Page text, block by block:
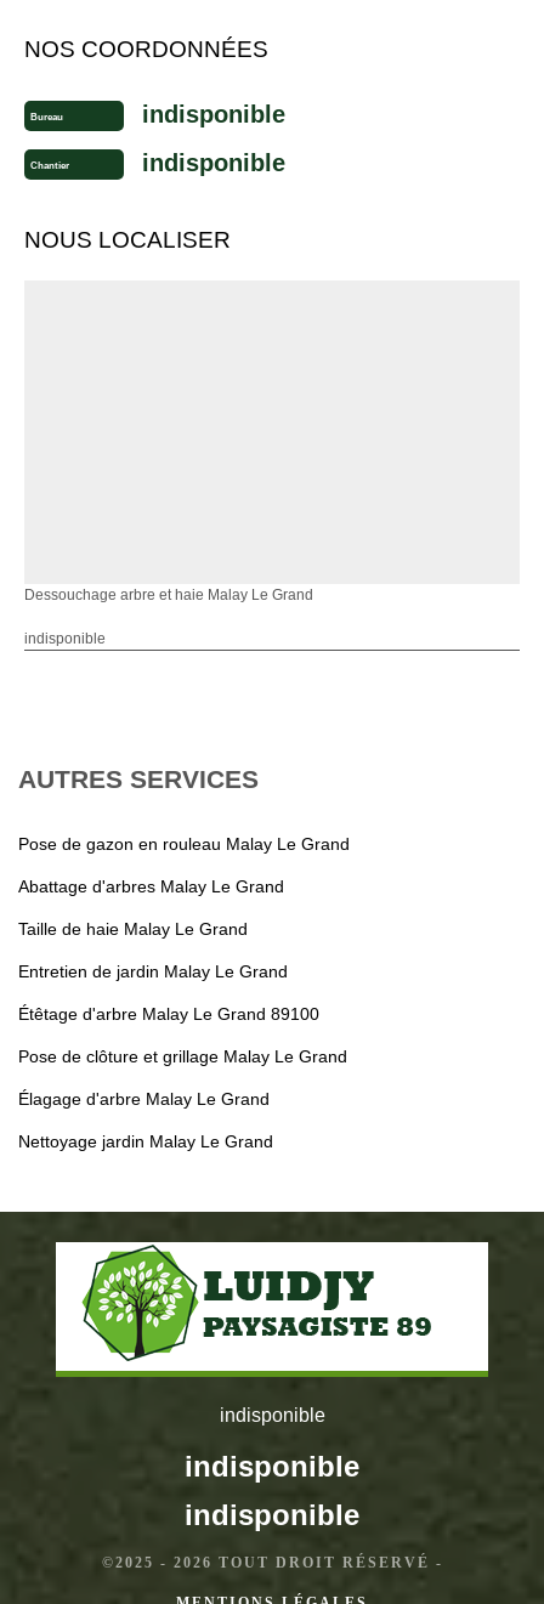
NOS COORDONNÉES
Bureau indisponible
Chantier indisponible
NOUS LOCALISER
Dessouchage arbre et haie Malay Le Grand
indisponible
AUTRES SERVICES
Pose de gazon en rouleau Malay Le Grand
Abattage d'arbres Malay Le Grand
Taille de haie Malay Le Grand
Entretien de jardin Malay Le Grand
Étêtage d'arbre Malay Le Grand 89100
Pose de clôture et grillage Malay Le Grand
Élagage d'arbre Malay Le Grand
Nettoyage jardin Malay Le Grand
indisponible
indisponible
indisponible
©2025 - 2026 TOUT DROIT RÉSERVÉ -